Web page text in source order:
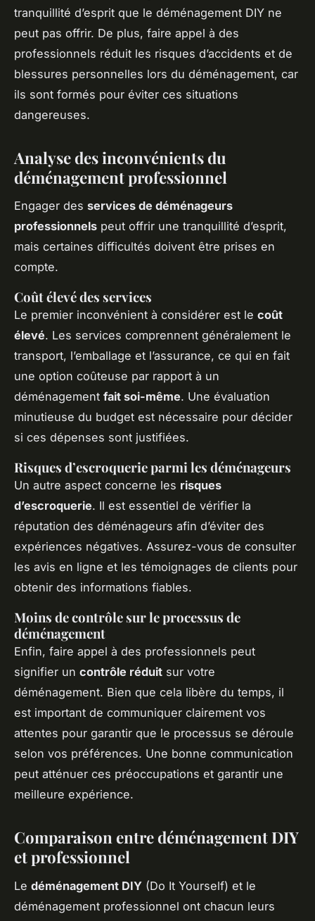
tranquillité d’esprit que le déménagement DIY ne
peut pas offrir. De plus, faire appel à des
professionnels réduit les risques d’accidents et de
blessures personnelles lors du déménagement, car
ils sont formés pour éviter ces situations
dangereuses.
Analyse des inconvénients du
déménagement professionnel
Engager des services de déménageurs
professionnels peut offrir une tranquillité d’esprit,
mais certaines difficultés doivent être prises en
compte.
Coût élevé des services
Le premier inconvénient à considérer est le coût
élevé. Les services comprennent généralement le
transport, l’emballage et l’assurance, ce qui en fait
une option coûteuse par rapport à un
déménagement fait soi-même. Une évaluation
minutieuse du budget est nécessaire pour décider
si ces dépenses sont justifiées.
Risques d’escroquerie parmi les déménageurs
Un autre aspect concerne les risques
d’escroquerie. Il est essentiel de vérifier la
réputation des déménageurs afin d’éviter des
expériences négatives. Assurez-vous de consulter
les avis en ligne et les témoignages de clients pour
obtenir des informations fiables.
Moins de contrôle sur le processus de
déménagement
Enfin, faire appel à des professionnels peut
signifier un contrôle réduit sur votre
déménagement. Bien que cela libère du temps, il
est important de communiquer clairement vos
attentes pour garantir que le processus se déroule
selon vos préférences. Une bonne communication
peut atténuer ces préoccupations et garantir une
meilleure expérience.
Comparaison entre déménagement DIY
et professionnel
Le déménagement DIY (Do It Yourself) et le
déménagement professionnel ont chacun leurs